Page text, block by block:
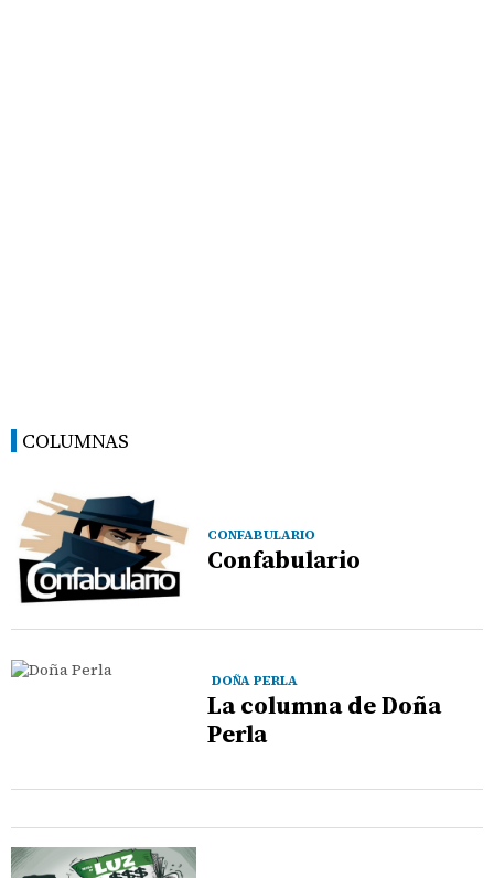
COLUMNAS
CONFABULARIO
Confabulario
DOÑA PERLA
La columna de Doña
Perla